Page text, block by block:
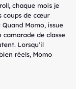
chaque mois je
coups de cœur
Momo, issue
de classe
Lorsqu'il
réels, Momo